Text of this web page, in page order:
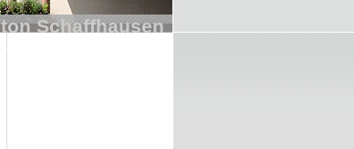
Schaffhausen